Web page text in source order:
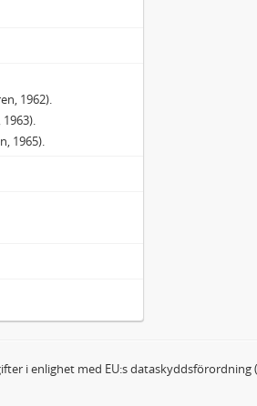
1962).
1965).
i enlighet med EU:s dataskyddsförordning